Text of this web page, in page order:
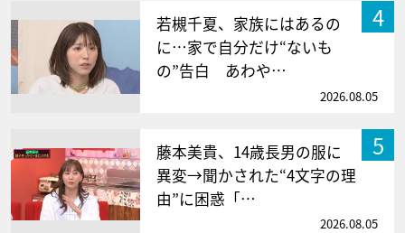
4
若槻千夏、家族にはあるの
に…家で自分だけ“ないも
の”告白 あわや…
2026.08.05
5
藤本美貴、14歳長男の服に
異変→聞かされた“4文字の理
由”に困惑「…
2026.08.05